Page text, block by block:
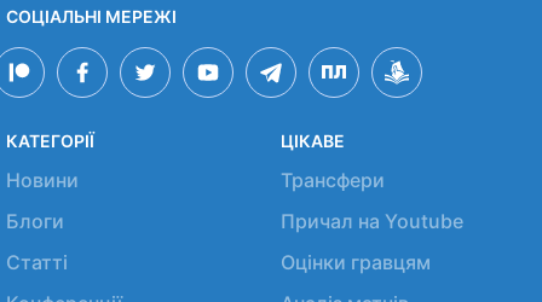
СОЦІАЛЬНІ МЕРЕЖІ
КАТЕГОРІЇ
Новини
Блоги
Статті
ЦІКАВЕ
Трансфери
Причал на Youtube
Оцінки гравцям